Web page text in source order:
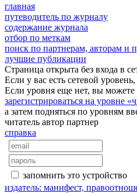
главная
путеводитель по журналу
содержание журнала
отбор по меткам
поиск по партнерам, авторам и
лучшие публикации
Страница открыта без входа в
Если у вас есть сетевой
Если уровня еще нет, вы можете
зарегистрироваться на уровне
а затем подняться по уровням
читатель автор партнер
справка
запомнить это устройство
издатель: манифест,